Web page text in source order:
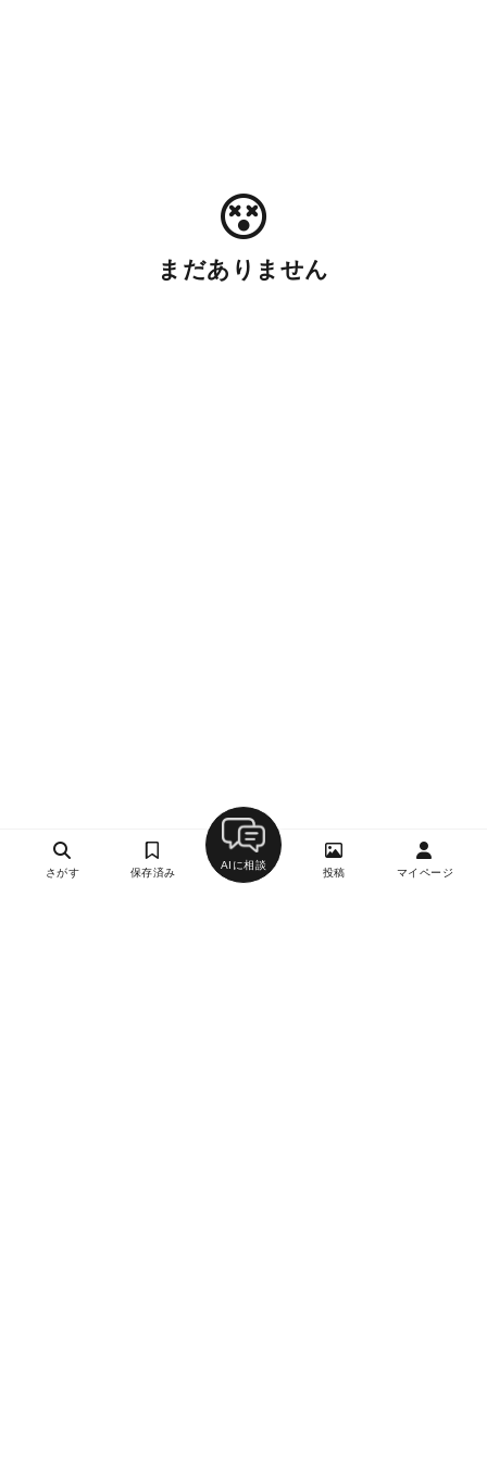
まだありません
さがす 保存済み
AIに相談
投稿 マイページ